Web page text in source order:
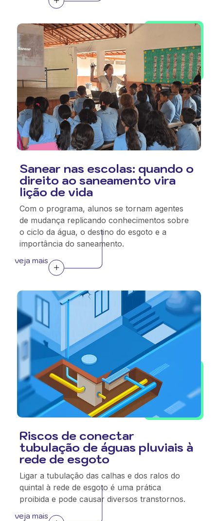
Sanear nas escolas: quando o
direito ao saneamento vira
lição de vida
Com o programa, alunos se tornam agentes
de mudança replicando conhecimentos sobre
o ciclo da água, o destino do esgoto e a
importância do saneamento.
veja mais
Riscos de conectar
tubulação de águas pluviais à
rede de esgoto
Ligar a tubulação das calhas e dos ralos do
quintal à rede de esgoto é uma prática
proibida e pode causar diversos transtornos.
veja mais